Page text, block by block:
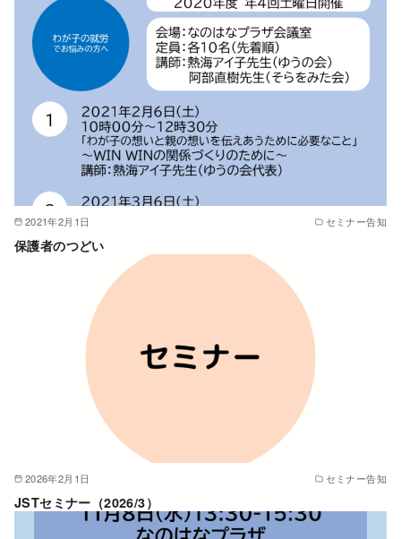
2021年2月1日 セミナー告知
保護者のつどい
2026年2月1日 セミナー告知
JSTセミナー（2026/3）